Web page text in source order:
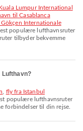
til Casablanca
Internationale
populære lufthavnsruter
tilbyder bekvemme
fly fra Istanbul
populære lufthavnsruter
forbindelser til din rejse.